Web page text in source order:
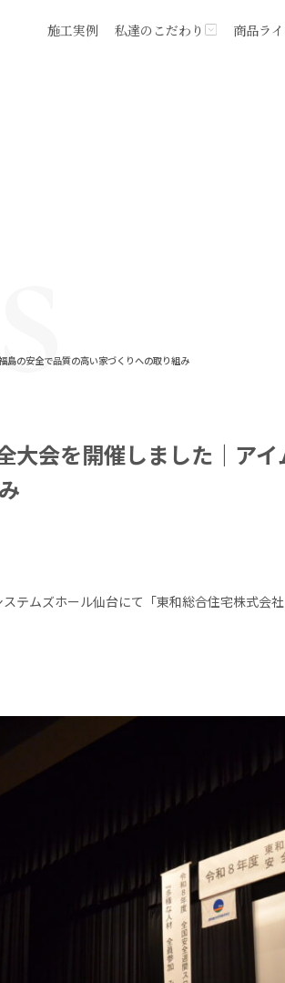
施工実例 私達のこだわり 商品ラ
島の安全で品質の高い家づくりへの取り組み
大会を開催しました｜ア
テムズホール仙台にて「東和総合住宅株式会